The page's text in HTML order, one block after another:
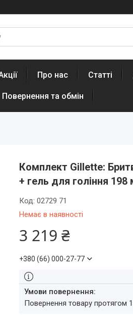
Про нас Статті
Повернення та обмін
Комплект Gillette:
+ гель для гоління 198
Немає в наявності
Код:02729 71
3 219 ₴
+380 (66) 000-27-77
повернення товару протягом